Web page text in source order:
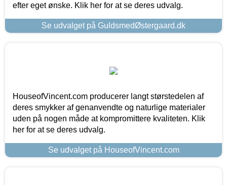
efter eget ønske. Klik her for at se deres udvalg.
Se udvalget på GuldsmedØstergaard.dk
HouseofVincent.com producerer langt størstedelen af
deres smykker af genanvendte og naturlige materialer
uden på nogen måde at kompromittere kvaliteten. Klik
her for at se deres udvalg.
Se udvalget på HouseofVincent.com